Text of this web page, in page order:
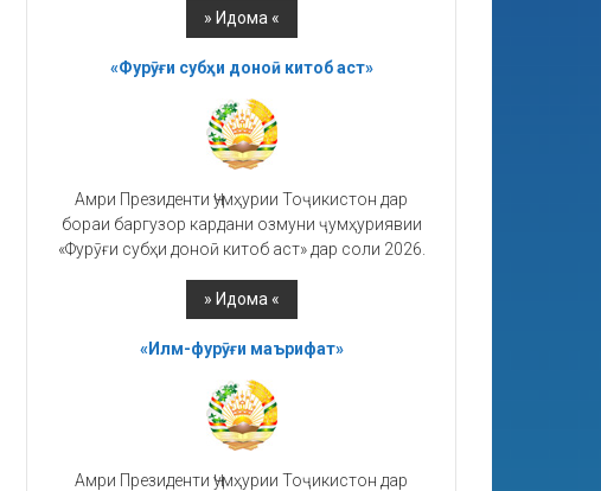
«Фурӯғи субҳи доноӣ китоб аст»
Амри Президенти Ҷумҳурии Тоҷикистон дар
бораи баргузор кардани озмуни ҷумҳуриявии
«Фурӯғи субҳи доноӣ китоб аст» дар соли 2026.
«Илм-фурӯғи маърифат»
Амри Президенти Ҷумҳурии Тоҷикистон дар